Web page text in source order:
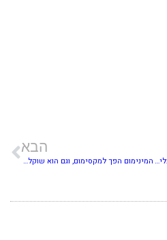
וכבר לא יצאתי לגינות לא בימים ולא בלילות
הבא
המינימום הפך למקסימום, וגם הוא שוקל טון